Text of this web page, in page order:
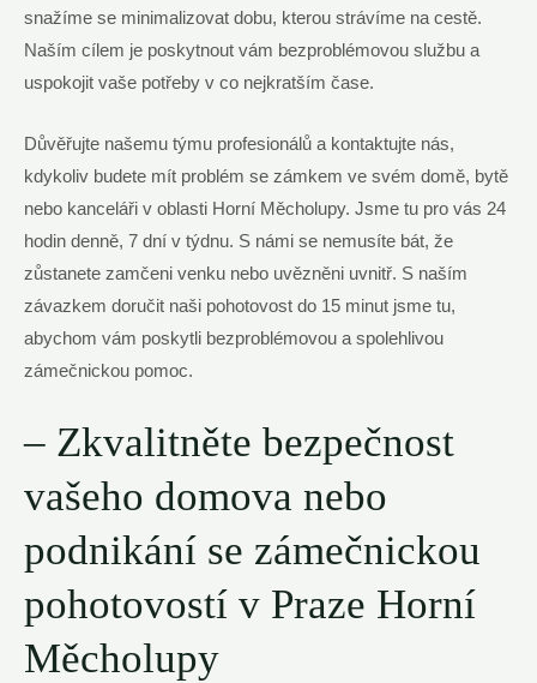
snažíme‍ se minimalizovat dobu, kterou strávíme na cestě.
Naším cílem je poskytnout ⁤vám bezproblémovou ‌službu a
uspokojit vaše potřeby v co nejkratším čase.
Důvěřujte našemu týmu ⁣profesionálů a kontaktujte nás,
kdykoliv budete mít problém se zámkem ve svém domě, bytě
nebo kanceláři v oblasti Horní Měcholupy. Jsme tu pro vás 24
hodin denně,​ 7 dní v týdnu. S námi se nemusíte bát, že
zůstanete zamčeni venku nebo uvězněni⁣ uvnitř. S naším
závazkem doručit naši pohotovost⁢ do 15 minut jsme tu,
abychom ‌vám poskytli bezproblémovou a spolehlivou
zámečnickou pomoc.
– Zkvalitněte bezpečnost
vašeho domova ‍nebo
podnikání se zámečnickou
pohotovostí v Praze Horní
Měcholupy